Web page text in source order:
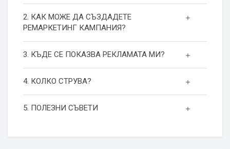
2. КАК МОЖЕ ДА СЪЗДАДЕТЕ
РЕМАРКЕТИНГ КАМПАНИЯ?
3. КЪДЕ СЕ ПОКАЗВА РЕКЛАМАТА МИ?
4. КОЛКО СТРУВА?
5. ПОЛЕЗНИ СЪВЕТИ